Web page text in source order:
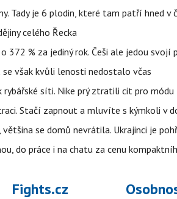
Tady je 6 plodin, které tam patří hned v
celého Řecka
% za jediný rok. Češi ale jedou svojí
však kvůli lenosti nedostalo včas
rybářské síti. Nike prý ztratili cit pro módu
Stačí zapnout a mluvíte s kýmkoli v
se domů nevrátila. Ukrajinci je
do práce i na chatu za cenu
Fights.cz